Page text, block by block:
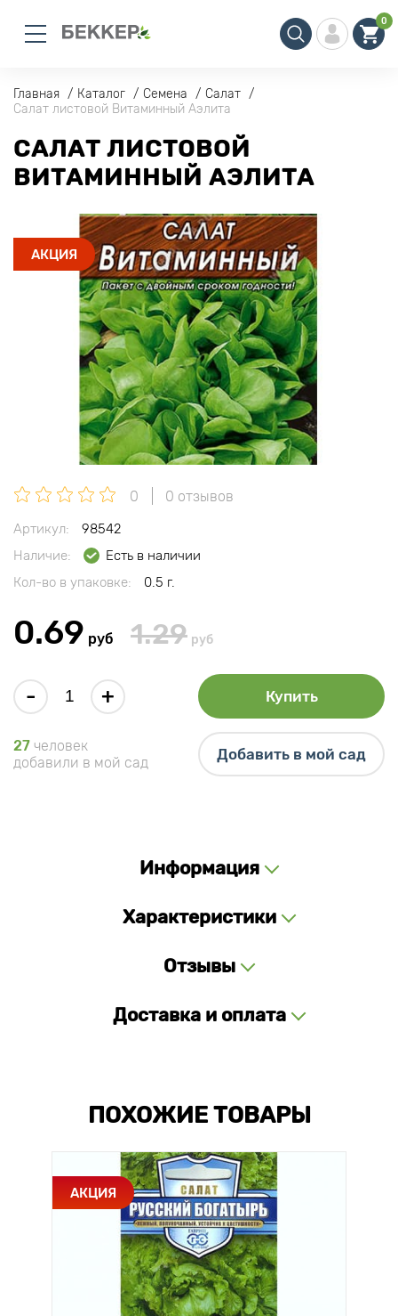
0
Главная Каталог Семена
Салат
Салат листовой Витаминный Аэлита
САЛАТ ЛИСТОВОЙ
ВИТАМИННЫЙ АЭЛИТА
АКЦИЯ
0 0 отзывов
Артикул:
98542
Наличие:
Есть в наличии
Кол-во в упаковке:
0.5 г.
0.69 руб 1.29 руб
- + Купить
27 человек
добавили в мой сад
Добавить в мой сад
Информация
Характеристики
Отзывы
Доставка и оплата
ПОХОЖИЕ ТОВАРЫ
АКЦИЯ